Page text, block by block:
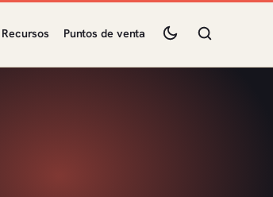
Recursos Puntos de venta